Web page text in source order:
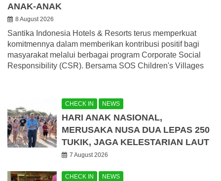
ANAK-ANAK
8 August 2026
Santika Indonesia Hotels & Resorts terus memperkuat
komitmennya dalam memberikan kontribusi positif bagi
masyarakat melalui berbagai program Corporate Social
Responsibility (CSR). Bersama SOS Children's Villages
CHECK IN NEWS
HARI ANAK NASIONAL,
MERUSAKA NUSA DUA LEPAS 250
TUKIK, JAGA KELESTARIAN LAUT
7 August 2026
CHECK IN NEWS